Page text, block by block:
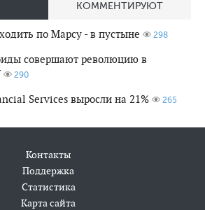
КОММЕНТИРУЮТ
по Марсу - в пустыне 298
совершают революцию в
290
Services выросли на 21% 265
Контакты
Поддержка
Статистика
Карта сайта